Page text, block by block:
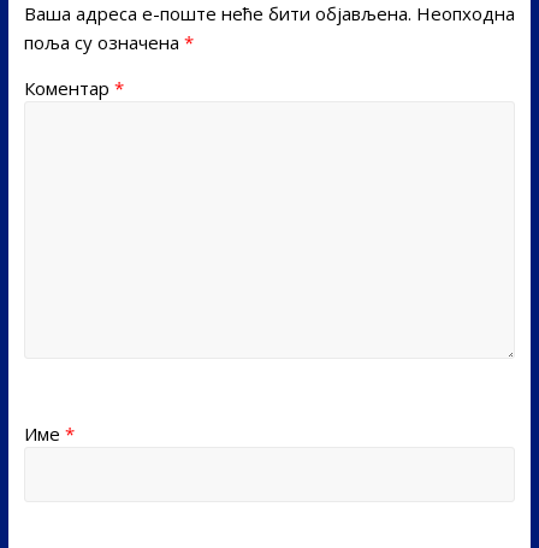
Ваша адреса е-поште неће бити објављена. Неопходна
поља су означена *
Коментар *
Име *